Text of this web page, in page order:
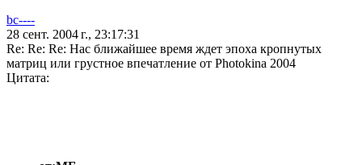
bc----
28 сент. 2004 г., 23:17:31
Re: Re: Re: Нас ближайшее время ждет эпоха кропнутых
матриц или грустное впечатление от Photokina 2004
Цитата: